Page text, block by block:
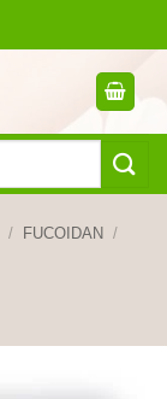
/ FUCOIDAN /